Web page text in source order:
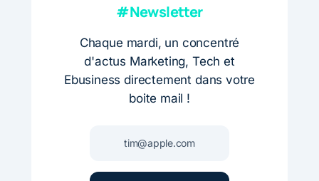
#Newsletter
Chaque mardi, un concentré
d'actus Marketing, Tech et
Ebusiness directement dans votre
boite mail !